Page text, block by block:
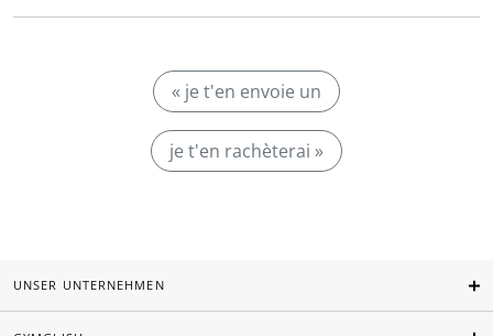
« je t'en envoie un
je t'en rachèterai »
UNSER UNTERNEHMEN